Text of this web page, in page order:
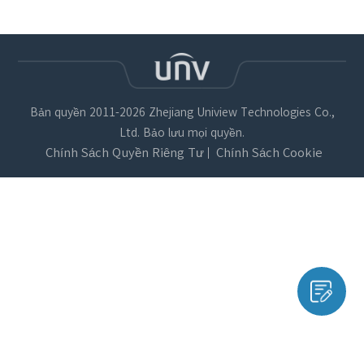
Bản quyền 2011-2026 Zhejiang Uniview Technologies Co.,
Ltd. Bảo lưu mọi quyền.
Chính Sách Quyền Riêng Tư Chính Sách Cookie